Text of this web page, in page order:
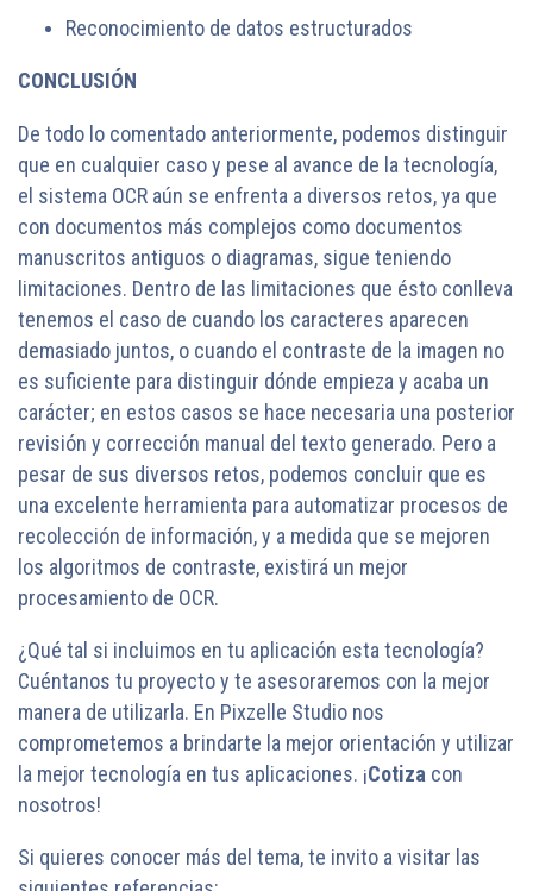
Reconocimiento de datos estructurados
CONCLUSIÓN
De todo lo comentado anteriormente, podemos distinguir
que en cualquier caso y pese al avance de la tecnología,
el sistema OCR aún se enfrenta a diversos retos, ya que
con documentos más complejos como documentos
manuscritos antiguos o diagramas, sigue teniendo
limitaciones. Dentro de las limitaciones que ésto conlleva
tenemos el caso de cuando los caracteres aparecen
demasiado juntos, o cuando el contraste de la imagen no
es suficiente para distinguir dónde empieza y acaba un
carácter; en estos casos se hace necesaria una posterior
revisión y corrección manual del texto generado. Pero a
pesar de sus diversos retos, podemos concluir que es
una excelente herramienta para automatizar procesos de
recolección de información, y a medida que se mejoren
los algoritmos de contraste, existirá un mejor
procesamiento de OCR.
¿Qué tal si incluimos en tu aplicación esta tecnología?
Cuéntanos tu proyecto y te asesoraremos con la mejor
manera de utilizarla. En Pixzelle Studio nos
comprometemos a brindarte la mejor orientación y utilizar
la mejor tecnología en tus aplicaciones. ¡Cotiza con
nosotros!
Si quieres conocer más del tema, te invito a visitar las